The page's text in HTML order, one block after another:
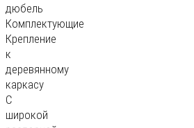
дюбель
Комплектующие
Крепление
к
деревянному
каркасу
С
широкой